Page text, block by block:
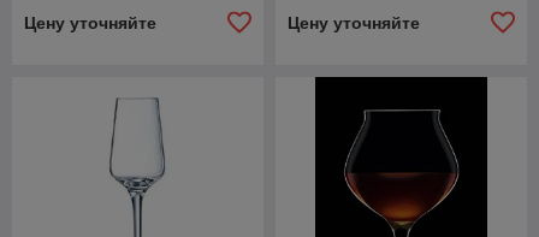
Цену уточняйте Цену уточняйте